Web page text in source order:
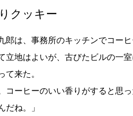
クッキー
郎は、事務所のキッチンでコー
立地はよいが、古びたビルの一
て来た。
コーヒーのいい香りがすると思
だね。」